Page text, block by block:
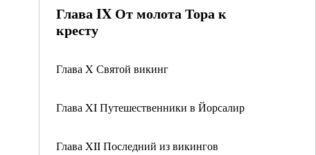
Глава IX От молота Тора к
кресту
Глава X Святой викинг
Глава XI Путешественники в Йорсалир
Глава XII Последний из викингов